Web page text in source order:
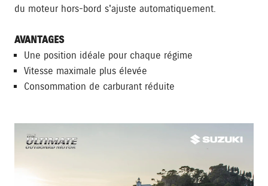
du moteur hors-bord s'ajuste automatiquement.
AVANTAGES
Une position idéale pour chaque régime
Vitesse maximale plus élevée
Consommation de carburant réduite